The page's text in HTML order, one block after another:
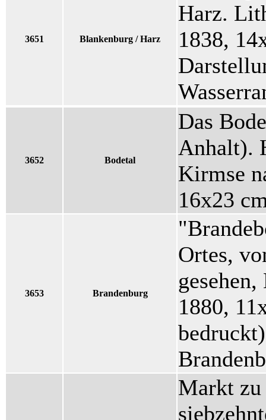
3651 Blankenburg / Harz
Harz.
1838,
3652 Bodetal
Das
Anhalt).
Kirmse
16x23
3653 Brandenburg
Ortes,
1880,
Markt zu